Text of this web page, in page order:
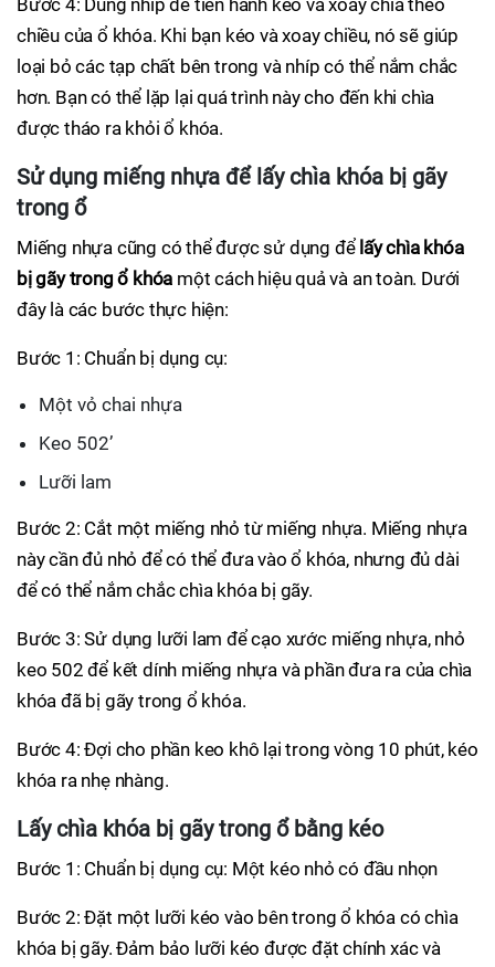
Bước 4: Dùng nhíp để tiến hành kéo và xoay chìa theo
chiều của ổ khóa. Khi bạn kéo và xoay chiều, nó sẽ giúp
loại bỏ các tạp chất bên trong và nhíp có thể nắm chắc
hơn. Bạn có thể lặp lại quá trình này cho đến khi chìa
được tháo ra khỏi ổ khóa.
Sử dụng miếng nhựa để lấy chìa khóa bị gãy
trong ổ
Miếng nhựa cũng có thể được sử dụng để lấy chìa khóa
bị gãy trong ổ khóa một cách hiệu quả và an toàn. Dưới
đây là các bước thực hiện:
Bước 1: Chuẩn bị dụng cụ:
Một vỏ chai nhựa
Keo 502’
Lưỡi lam
Bước 2: Cắt một miếng nhỏ từ miếng nhựa. Miếng nhựa
này cần đủ nhỏ để có thể đưa vào ổ khóa, nhưng đủ dài
để có thể nắm chắc chìa khóa bị gãy.
Bước 3: Sử dụng lưỡi lam để cạo xước miếng nhựa, nhỏ
keo 502 để kết dính miếng nhựa và phần đưa ra của chìa
khóa đã bị gãy trong ổ khóa.
Bước 4: Đợi cho phần keo khô lại trong vòng 10 phút, kéo
khóa ra nhẹ nhàng.
Lấy chìa khóa bị gãy trong ổ bằng kéo
Bước 1: Chuẩn bị dụng cụ: Một kéo nhỏ có đầu nhọn
Bước 2: Đặt một lưỡi kéo vào bên trong ổ khóa có chìa
khóa bị gãy. Đảm bảo lưỡi kéo được đặt chính xác và